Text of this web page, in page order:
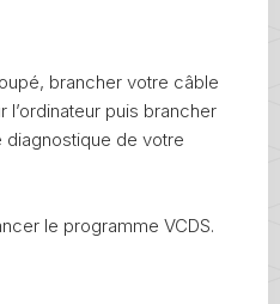
brancher votre câble
l’ordinateur puis brancher
diagnostique de votre
le programme VCDS.